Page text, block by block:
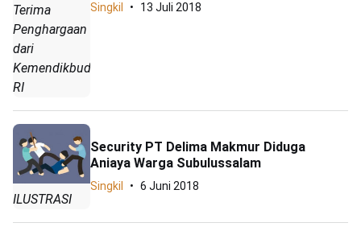
Terima
Penghargaan
dari
Kemendikbud
RI
Singkil 13 Juli 2018
ILUSTRASI
Security PT Delima Makmur Diduga
Aniaya Warga Subulussalam
Singkil 6 Juni 2018